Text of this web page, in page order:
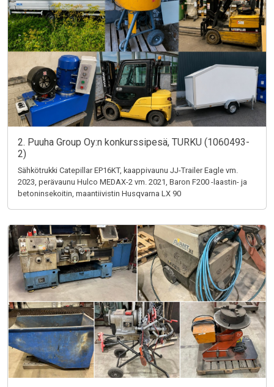
2. Puuha Group Oy:n konkurssipesä, TURKU (1060493-
2)
Sähkötrukki Catepillar EP16KT, kaappivaunu JJ-Trailer Eagle vm.
2023, perävaunu Hulco MEDAX-2 vm. 2021, Baron F200 -laastin- ja
betoninsekoitin, maantiivistin Husqvarna LX 90